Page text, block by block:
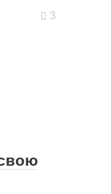
3